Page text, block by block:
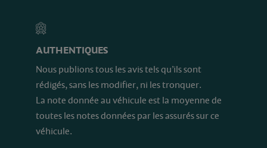
AUTHENTIQUES
Nous publions tous les avis tels qu’ils sont
rédigés, sans les modifier, ni les tronquer.
La note donnée au véhicule est la moyenne de
toutes les notes données par les assurés sur ce
véhicule.